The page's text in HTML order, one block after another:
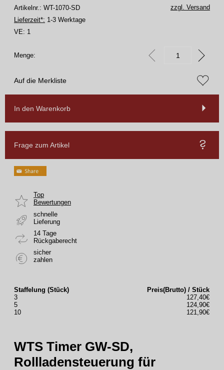
Artikelnr.: WT-1070-SD
Lieferzeit*: 1-3 Werktage
VE: 1
zzgl. Versand
Menge:
Auf die Merkliste
In den Warenkorb
Frage zum Artikel
Top
Bewertungen
schnelle
Lieferung
14 Tage
Rückgaberecht
sicher
zahlen
Staffelung (Stück)
Preis(Brutto) / Stück
3
127,40€
5
124,90€
10
121,90€
WTS Timer GW-SD,
Rollladensteuerung für